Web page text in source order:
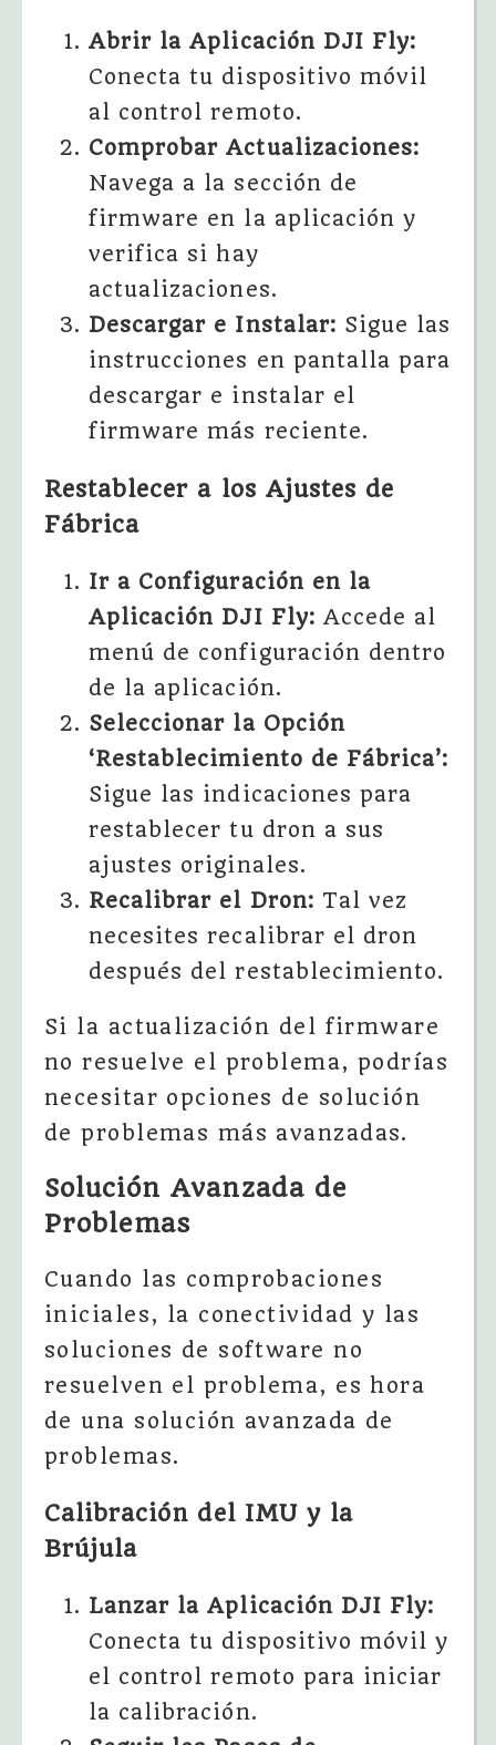
Abrir la Aplicación DJI Fly:
Conecta tu dispositivo móvil
al control remoto.
Comprobar Actualizaciones:
Navega a la sección de
firmware en la aplicación y
verifica si hay
actualizaciones.
Descargar e Instalar: Sigue las
instrucciones en pantalla para
descargar e instalar el
firmware más reciente.
Restablecer a los Ajustes de
Fábrica
Ir a Configuración en la
Aplicación DJI Fly: Accede al
menú de configuración dentro
de la aplicación.
Seleccionar la Opción
‘Restablecimiento de Fábrica’:
Sigue las indicaciones para
restablecer tu dron a sus
ajustes originales.
Recalibrar el Dron: Tal vez
necesites recalibrar el dron
después del restablecimiento.
Si la actualización del firmware
no resuelve el problema, podrías
necesitar opciones de solución
de problemas más avanzadas.
Solución Avanzada de
Problemas
Cuando las comprobaciones
iniciales, la conectividad y las
soluciones de software no
resuelven el problema, es hora
de una solución avanzada de
problemas.
Calibración del IMU y la
Brújula
Lanzar la Aplicación DJI Fly:
Conecta tu dispositivo móvil y
el control remoto para iniciar
la calibración.